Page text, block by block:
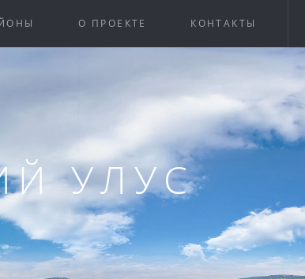
О ПРОЕКТЕ КОНТАКТЫ
УЛУС